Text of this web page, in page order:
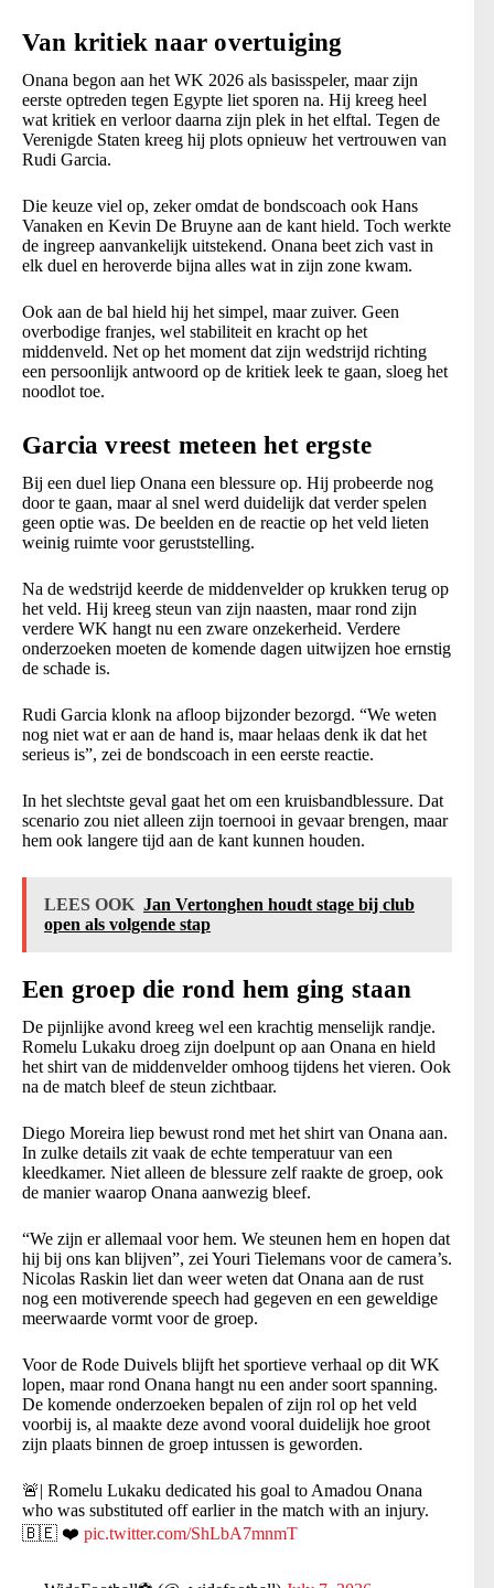
Van kritiek naar overtuiging
Onana begon aan het WK 2026 als basisspeler, maar zijn
eerste optreden tegen Egypte liet sporen na. Hij kreeg heel
wat kritiek en verloor daarna zijn plek in het elftal. Tegen de
Verenigde Staten kreeg hij plots opnieuw het vertrouwen van
Rudi Garcia.
Die keuze viel op, zeker omdat de bondscoach ook Hans
Vanaken en Kevin De Bruyne aan de kant hield. Toch werkte
de ingreep aanvankelijk uitstekend. Onana beet zich vast in
elk duel en heroverde bijna alles wat in zijn zone kwam.
Ook aan de bal hield hij het simpel, maar zuiver. Geen
overbodige franjes, wel stabiliteit en kracht op het
middenveld. Net op het moment dat zijn wedstrijd richting
een persoonlijk antwoord op de kritiek leek te gaan, sloeg het
noodlot toe.
Garcia vreest meteen het ergste
Bij een duel liep Onana een blessure op. Hij probeerde nog
door te gaan, maar al snel werd duidelijk dat verder spelen
geen optie was. De beelden en de reactie op het veld lieten
weinig ruimte voor geruststelling.
Na de wedstrijd keerde de middenvelder op krukken terug op
het veld. Hij kreeg steun van zijn naasten, maar rond zijn
verdere WK hangt nu een zware onzekerheid. Verdere
onderzoeken moeten de komende dagen uitwijzen hoe ernstig
de schade is.
Rudi Garcia klonk na afloop bijzonder bezorgd. “We weten
nog niet wat er aan de hand is, maar helaas denk ik dat het
serieus is”, zei de bondscoach in een eerste reactie.
In het slechtste geval gaat het om een kruisbandblessure. Dat
scenario zou niet alleen zijn toernooi in gevaar brengen, maar
hem ook langere tijd aan de kant kunnen houden.
LEES OOK Jan Vertonghen houdt stage bij club
open als volgende stap
Een groep die rond hem ging staan
De pijnlijke avond kreeg wel een krachtig menselijk randje.
Romelu Lukaku droeg zijn doelpunt op aan Onana en hield
het shirt van de middenvelder omhoog tijdens het vieren. Ook
na de match bleef de steun zichtbaar.
Diego Moreira liep bewust rond met het shirt van Onana aan.
In zulke details zit vaak de echte temperatuur van een
kleedkamer. Niet alleen de blessure zelf raakte de groep, ook
de manier waarop Onana aanwezig bleef.
“We zijn er allemaal voor hem. We steunen hem en hopen dat
hij bij ons kan blijven”, zei Youri Tielemans voor de camera’s.
Nicolas Raskin liet dan weer weten dat Onana aan de rust
nog een motiverende speech had gegeven en een geweldige
meerwaarde vormt voor de groep.
Voor de Rode Duivels blijft het sportieve verhaal op dit WK
lopen, maar rond Onana hangt nu een ander soort spanning.
De komende onderzoeken bepalen of zijn rol op het veld
voorbij is, al maakte deze avond vooral duidelijk hoe groot
zijn plaats binnen de groep intussen is geworden.
🚨| Romelu Lukaku dedicated his goal to Amadou Onana
who was substituted off earlier in the match with an injury.
🇧🇪 ❤️ pic.twitter.com/ShLbA7mnmT